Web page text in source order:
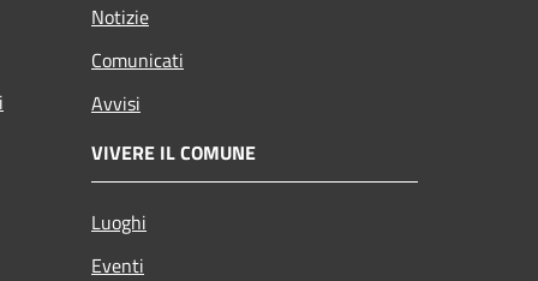
Notizie
Comunicati
Avvisi
VIVERE IL COMUNE
Luoghi
Eventi